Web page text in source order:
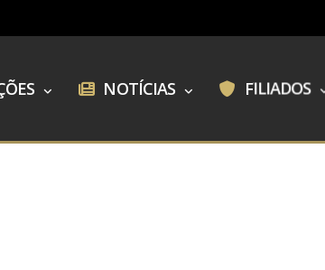
NOTÍCIAS FILIADOS